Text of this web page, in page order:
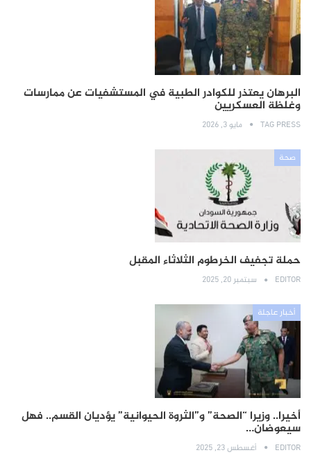
البرهان يعتذر للكوادر الطبية في المستشفيات عن ممارسات
وغلظة العسكريين
TAG PRESS مايو 3, 2026
صحة
حملة تجفيف الخرطوم الثلاثاء المقبل
EDITOR سبتمبر 20, 2025
أخبار عاجلة
أخيرا.. وزيرا “الصحة” و”الثروة الحيوانية” يؤديان القسم.. فهل
سيعوضان…
EDITOR أغسطس 23, 2025